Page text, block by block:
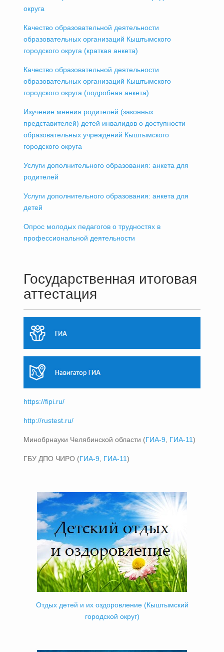
округа
Качество образовательной деятельности
образовательных организаций Кыштымского
городского округа (краткая анкета)
Качество образовательной деятельности
образовательных организаций Кыштымского
городского округа (подробная анкета)
Изучение мнения родителей (законных
представителей) детей инвалидов о доступности
образовательных учреждений Кыштымского
городского округа
Услуги дополнительного образования: анкета для
родителей
Услуги дополнительного образования: анкета для
детей
Опрос молодых педагогов о трудностях в
профессиональной деятельности
Государственная итоговая
аттестация
https://fipi.ru/
http://rustest.ru/
Минобрнауки Челябинской области (ГИА-9 ГИА-11)
ГБУ ДПО ЧИРО (ГИА-9 ГИА-11)
Отдых детей и их оздоровление (Кыштымский
городской округ)